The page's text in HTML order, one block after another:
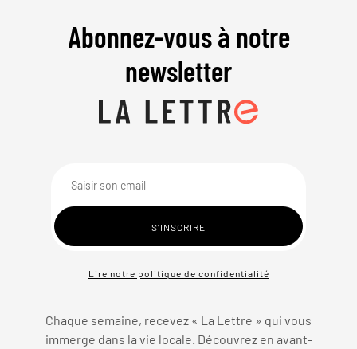
Abonnez-vous à notre
newsletter
Lire notre politique de confidentialité
Chaque semaine, recevez « La Lettre » qui vous
immerge dans la vie locale. Découvrez en avant-